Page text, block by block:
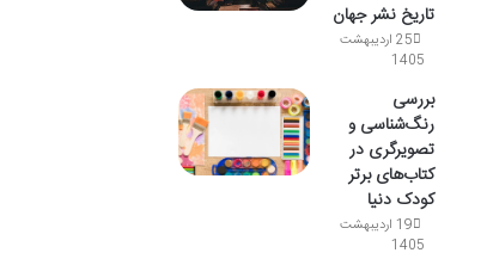
تاریخ نشر جهان
25 اردیبهشت
1405
بررسی
رنگ‌شناسی و
تصویرگری در
کتاب‌های برتر
کودک دنیا
19 اردیبهشت
1405